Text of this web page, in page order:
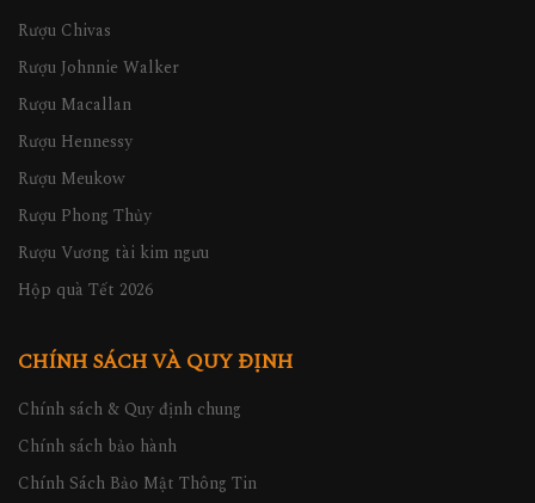
Rượu Johnnie Walker
Rượu Macallan
Rượu Hennessy
Rượu Meukow
Rượu Phong Thủy
Rượu Vương tài kim ngưu
Hộp quà Tết 2026
Chính sách & Quy định chung
Chính sách bảo hành
Chính Sách Bảo Mật Thông Tin
Giao hàng và thanh toán